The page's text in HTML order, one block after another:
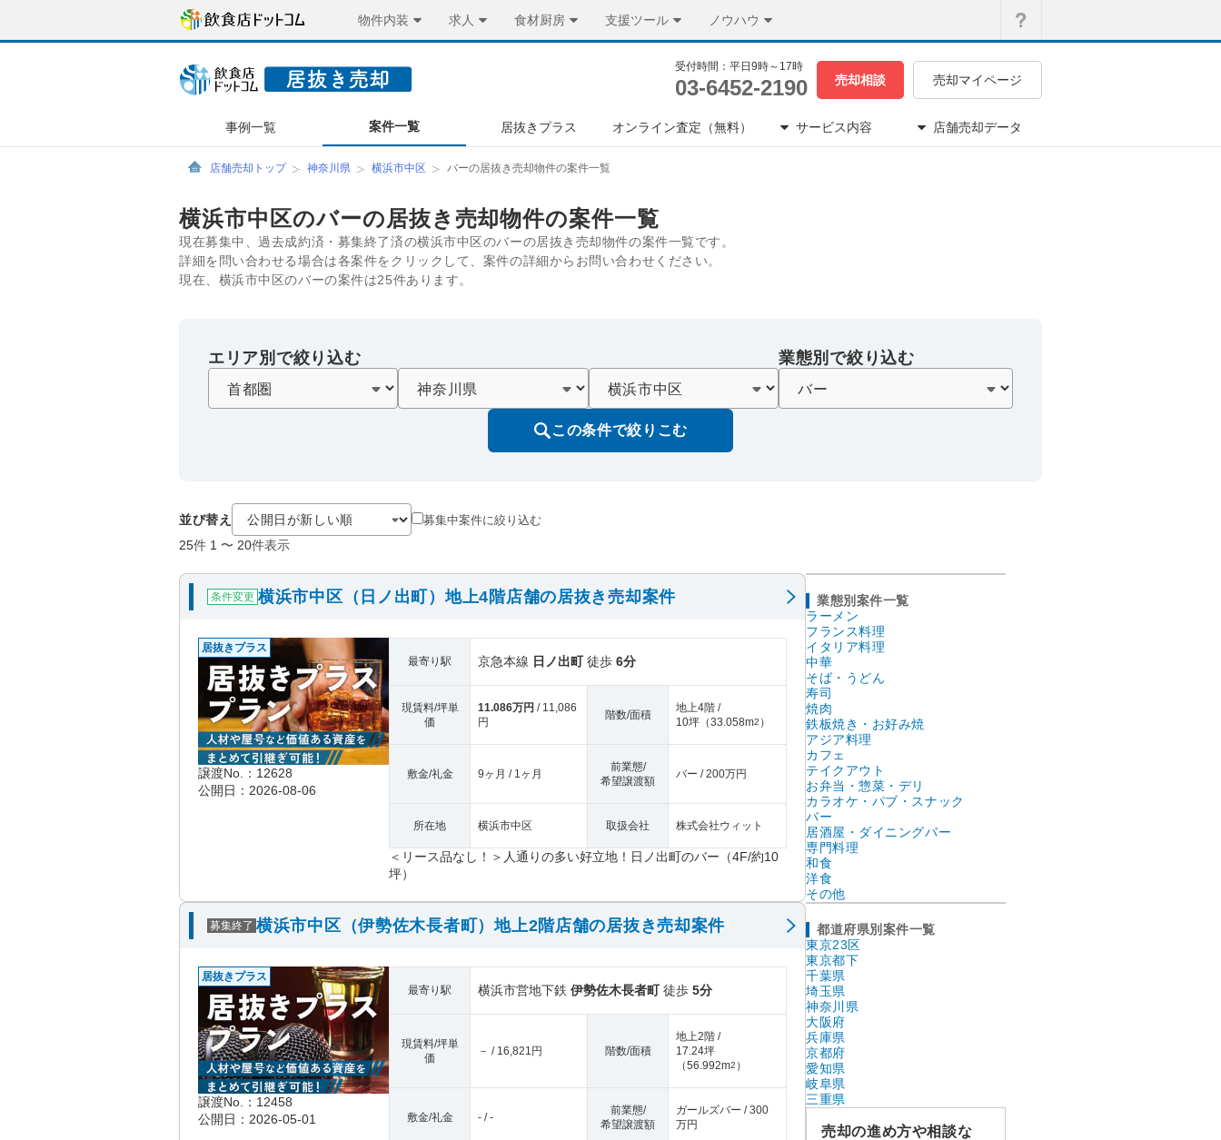
物件内装 求人 食材厨房 支援ツール ノウハウ
受付時間：平日9時～17時
03-6452-2190 売却相談 売却マイページ
事例一覧 案件一覧 居抜きプラス オンライン査定（無料） サービス内容 店舗売却データ
店舗売却トップ 神奈川県 横浜市中区 バーの居抜き売却物件の案件一覧
横浜市中区のバーの居抜き売却物件の案件一覧
現在募集中、過去成約済・募集終了済の横浜市中区のバーの居抜き売却物件の案件一覧です。
詳細を問い合わせる場合は各案件をクリックして、案件の詳細からお問い合わせください。
現在、横浜市中区のバーの案件は25件あります。
エリア別で絞り込む 業態別で絞り込む
この条件で絞りこむ
並び替え 募集中案件に絞り込む
25件 1 〜 20件表示
条件変更 横浜市中区（日ノ出町）地上4階店舗の居抜き売却案件
居抜きプラス
譲渡No.：12628
公開日：2026-08-06
最寄り駅 京急本線 日ノ出町徒歩 6分
現賃料/坪単
価
11.086万円 / 11,086
円
階数/面積
地上4階 /
10坪 （33.058m2 ）
敷金/礼金 9ヶ月 / 1ヶ月
前業態/
希望譲渡額
バー / 200万円
所在地 横浜市中区 取扱会社 株式会社ウィット
＜リース品なし！＞人通りの多い好立地！日ノ出町のバー（4F/約10
坪）
募集終了 横浜市中区（伊勢佐木長者町）地上2階店舗の居抜き売却案件
居抜きプラス
譲渡No.：12458
公開日：2026-05-01
最寄り駅 横浜市営地下鉄 伊勢佐木長者町徒歩 5分
現賃料/坪単
価
－ / 16,821円 階数/面積
地上2階 /
17.24坪
（56.992m2 ）
敷金/礼金 - / -
前業態/
希望譲渡額
ガールズバー / 300
万円
業態別案件一覧
ラーメン
フランス料理
イタリア料理
中華
そば・うどん
寿司
焼肉
鉄板焼き・お好み焼
アジア料理
カフェ
テイクアウト
お弁当・惣菜・デリ
カラオケ・パブ・スナック
バー
居酒屋・ダイニングバー
専門料理
和食
洋食
その他
都道府県別案件一覧
東京23区
東京都下
千葉県
埼玉県
神奈川県
大阪府
兵庫県
京都府
愛知県
岐阜県
三重県
売却の進め方や相談な